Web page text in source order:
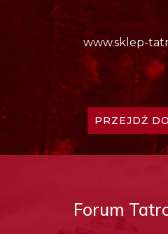
www.sklep-
PRZEJDŹ
Forum